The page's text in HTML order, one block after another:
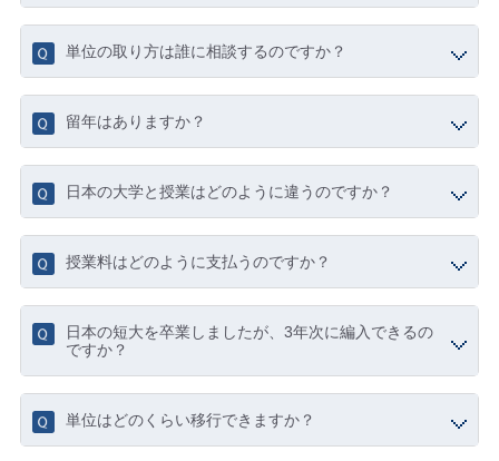
単位の取り方は誰に相談するのですか？
留年はありますか？
日本の大学と授業はどのように違うのですか？
授業料はどのように支払うのですか？
日本の短大を卒業しましたが、3年次に編入できるの
ですか？
単位はどのくらい移行できますか？